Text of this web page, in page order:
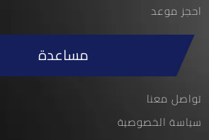
احجز موعد
مساعدة
تواصل معنا
سياسة الخصوصية